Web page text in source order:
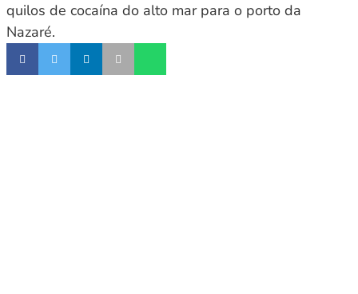
quilos de cocaína do alto mar para o porto da
Nazaré.